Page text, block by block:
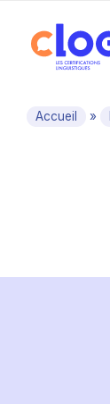
Accueil »